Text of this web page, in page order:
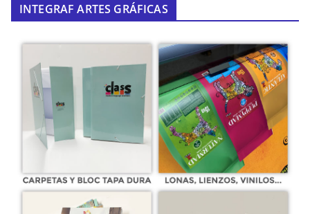
INTEGRAF ARTES GRÁFICAS